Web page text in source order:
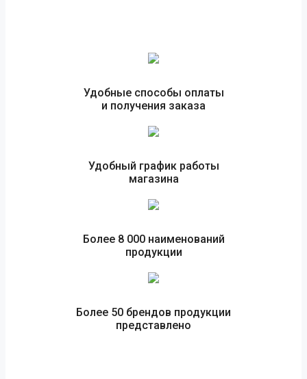
Удобные способы оплаты
и получения заказа
Удобный график работы
магазина
Более 8 000 наименований
продукции
Более 50 брендов продукции
представлено